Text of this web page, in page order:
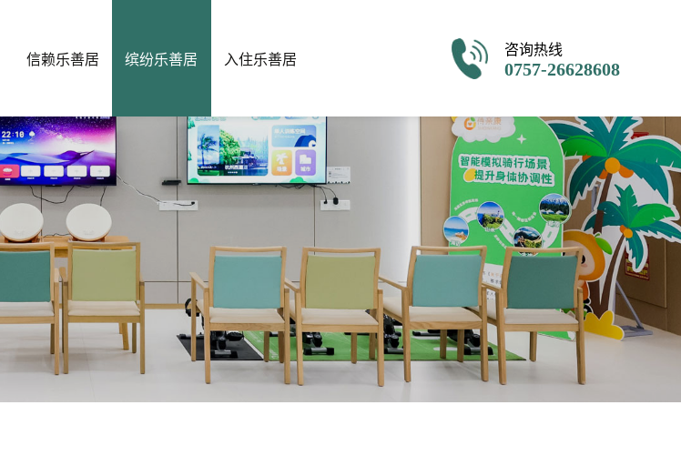
信赖乐善居 缤纷乐善居 入住乐善居
咨询热线
0757-26628608